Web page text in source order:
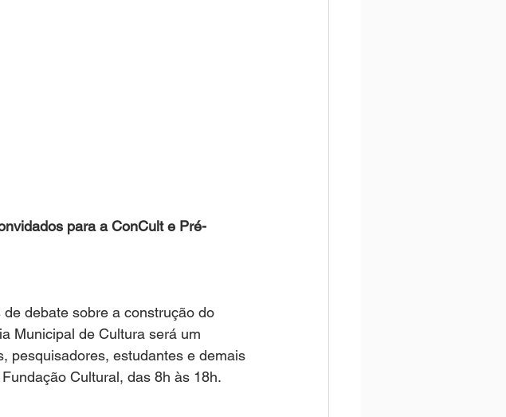
para a ConCult e Pré-
debate sobre a construção do
Municipal de Cultura será um
pesquisadores, estudantes e demais
Cultural, das 8h às 18h.